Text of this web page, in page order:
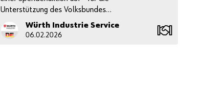
Unterstützung des Volksbundes
Deutsche Kriegsgräberfürsorge e. V.
Würth Industrie Service
06.02.2026